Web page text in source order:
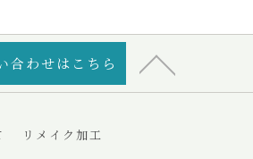
合わせはこちら
リメイク加工